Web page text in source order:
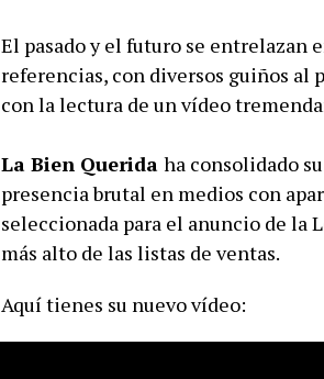
El pasado y el futuro se entrelazan
referencias, con diversos guiños
con la lectura de un vídeo
La Bien Querida ha consolidado
presencia brutal en medios con
seleccionada para el anuncio de la
más alto de las listas de ventas.
Aquí tienes su nuevo vídeo: